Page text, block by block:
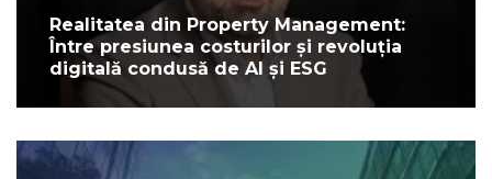
Realitatea din Property Management:
Între presiunea costurilor și revoluția
digitală condusă de AI și ESG